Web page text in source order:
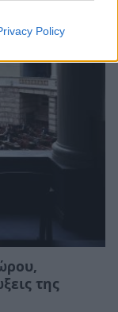
Policy
της